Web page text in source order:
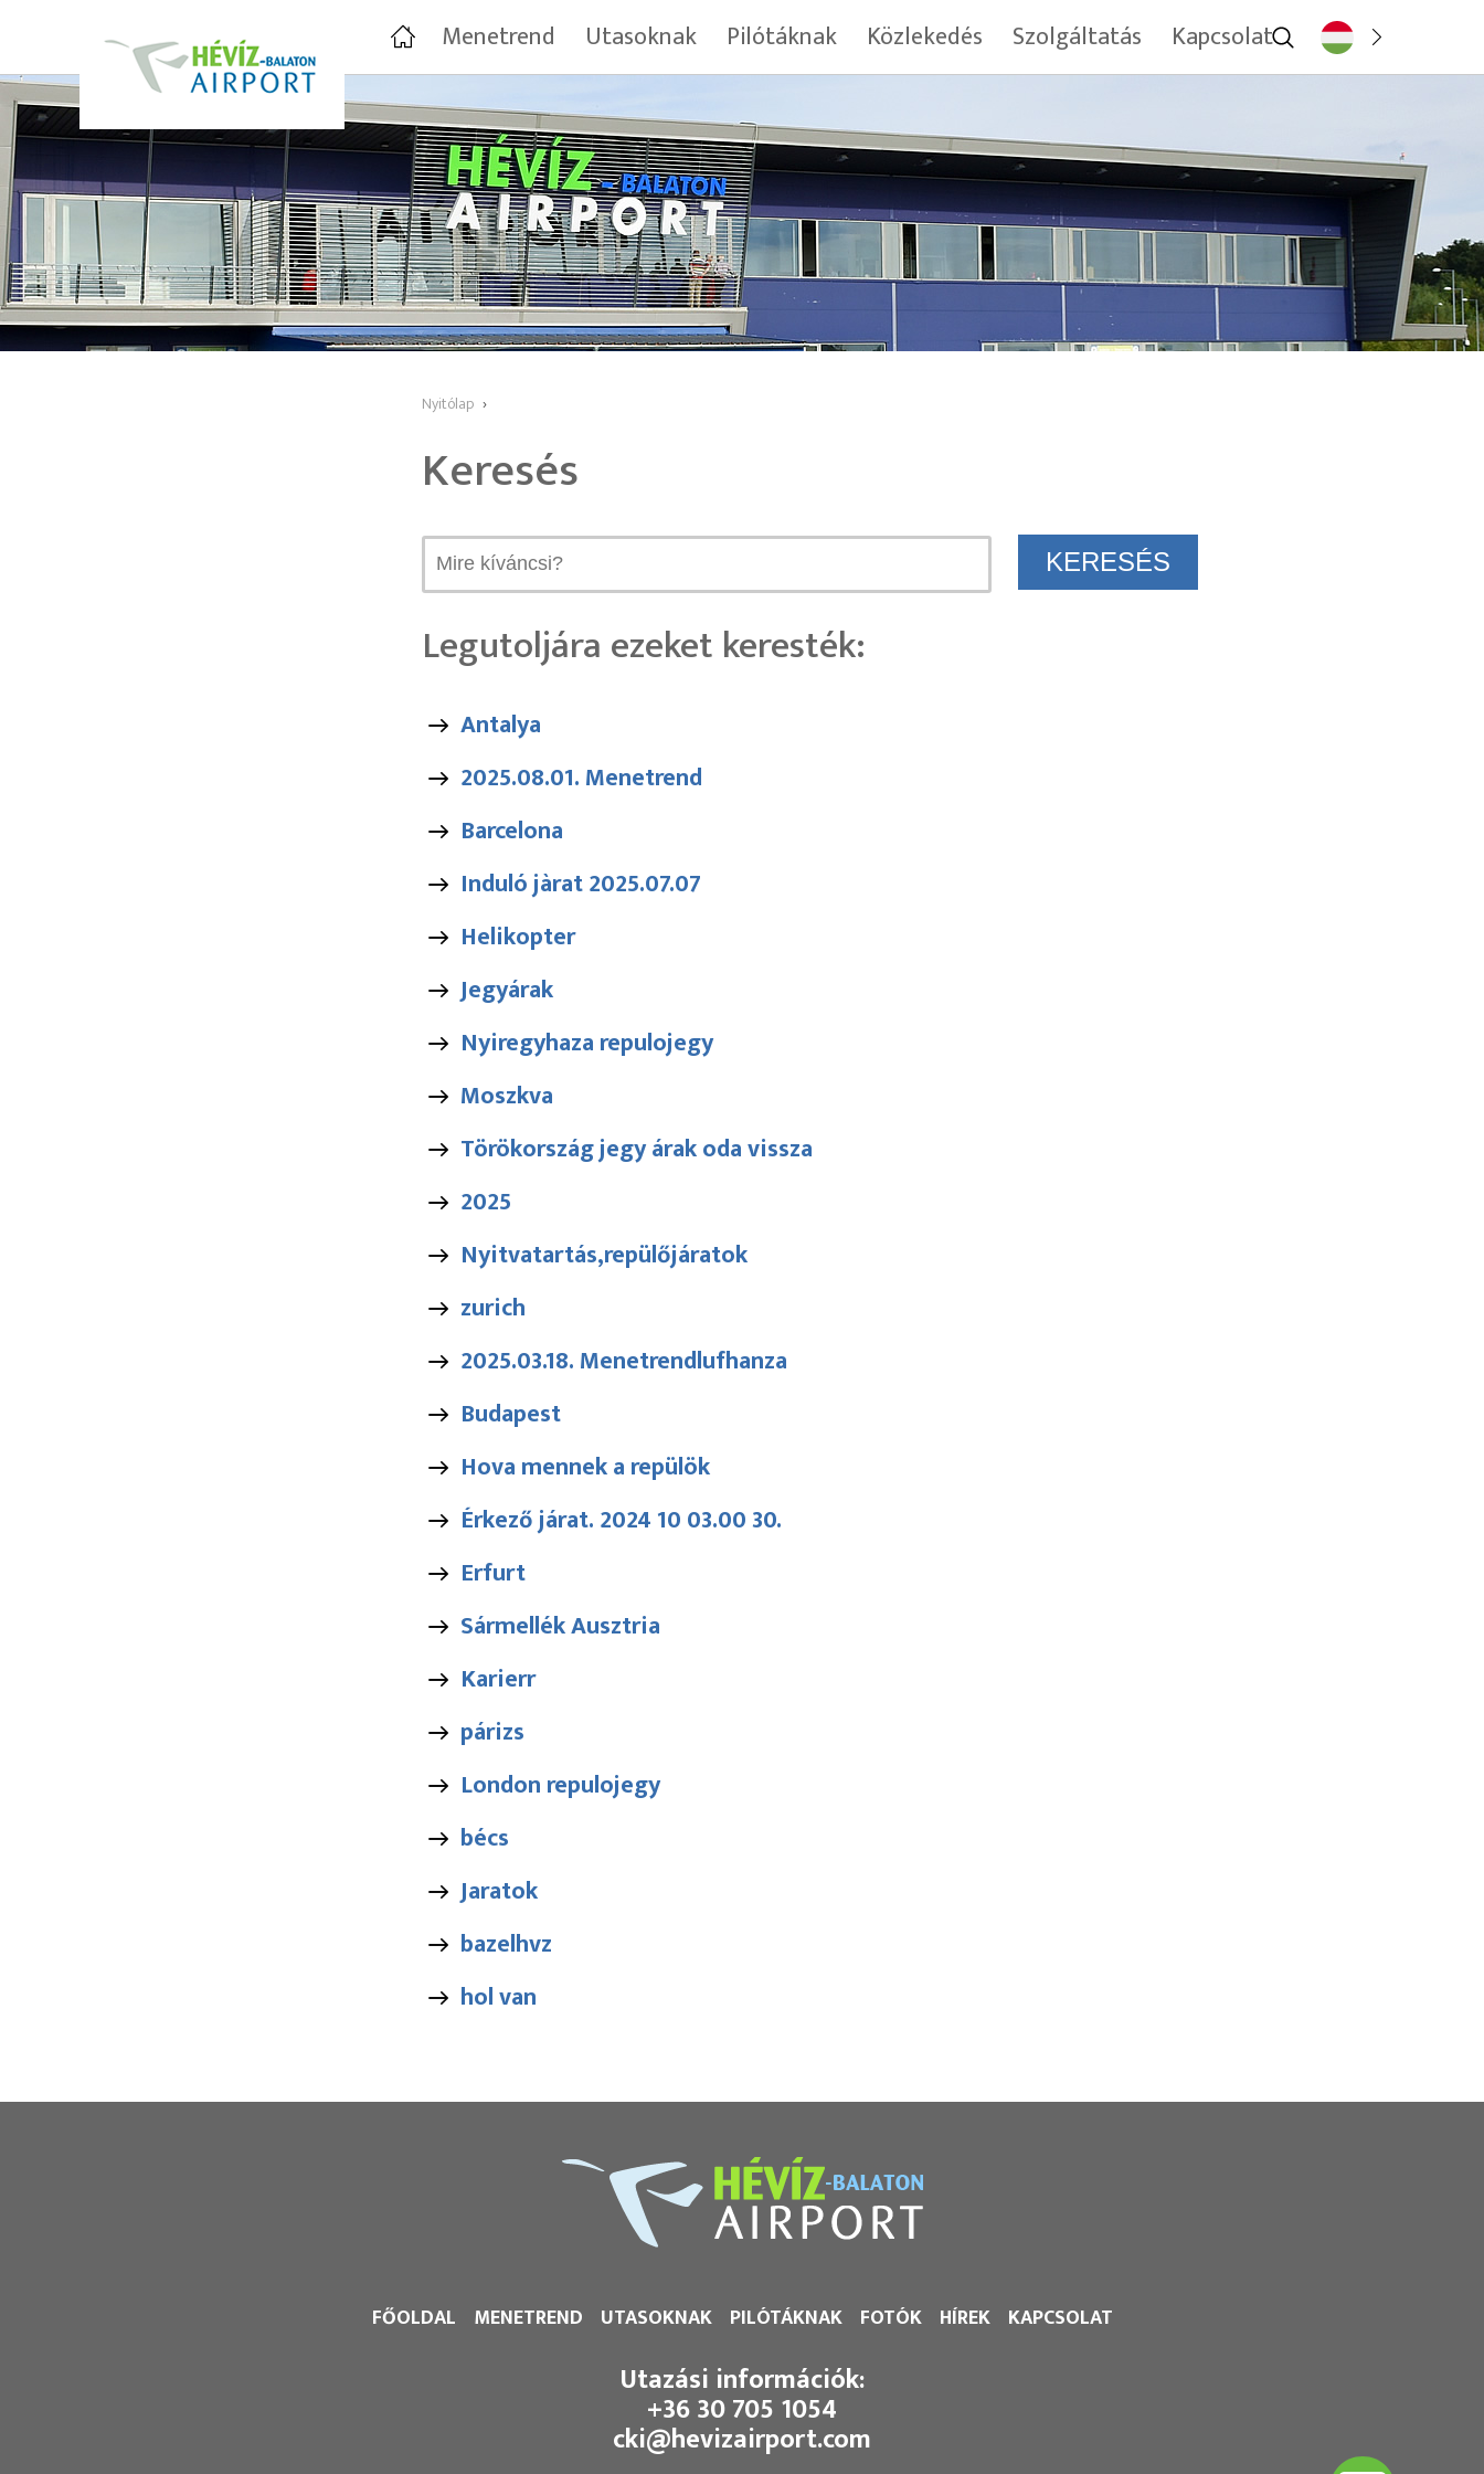
Menetrend Utasoknak Pilótáknak Közlekedés Szolgáltatás Kapcsolat
Nyitólap ›
Keresés
Legutoljára ezeket keresték:
Antalya
2025.08.01. Menetrend
Barcelona
Induló jàrat 2025.07.07
Helikopter
Jegyárak
Nyiregyhaza repulojegy
Moszkva
Törökország jegy árak oda vissza
2025
Nyitvatartás,repülőjáratok
zurich
2025.03.18. Menetrendlufhanza
Budapest
Hova mennek a repülök
Érkező járat. 2024 10 03.00 30.
Erfurt
Sármellék Ausztria
Karierr
párizs
London repulojegy
bécs
Jaratok
bazelhvz
hol van
FŐOLDAL MENETREND UTASOKNAK PILÓTÁKNAK FOTÓK HÍREK KAPCSOLAT
Utazási információk:
+36 30 705 1054
cki@hevizairport.com